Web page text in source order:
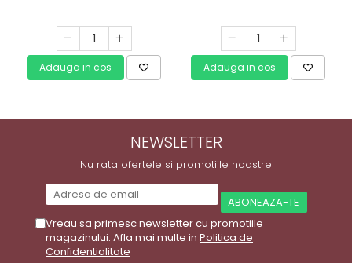
Adauga in cos Adauga in cos
NEWSLETTER
Nu rata ofertele si promotiile noastre
Vreau sa primesc newsletter cu promotiile
magazinului. Afla mai multe in Politica de
Confidentialitate